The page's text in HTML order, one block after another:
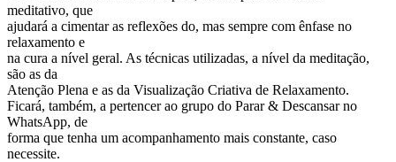
meditativo, que
ajudará a cimentar as reflexões do, mas sempre com ênfase no
relaxamento e
na cura a nível geral. As técnicas utilizadas, a nível da meditação,
são as da
Atenção Plena e as da Visualização Criativa de Relaxamento.
Ficará, também, a pertencer ao grupo do Parar & Descansar no
WhatsApp, de
forma que tenha um acompanhamento mais constante, caso
necessite.